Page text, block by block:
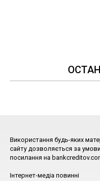
Використання будь-яких
сайту дозволяється за умови
посилання на
Інтернет-медіа повинні